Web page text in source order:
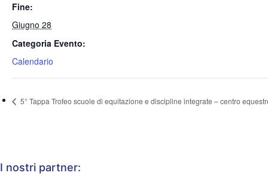
Fine:
Giugno 28
Categoria Evento:
Calendario
5° Tappa Trofeo scuole di equitazione e discipline integrate – centro
I nostri partner: